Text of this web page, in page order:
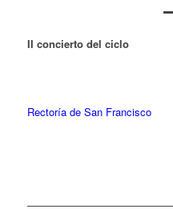
II concierto del ciclo
Rectoría de San Francisco